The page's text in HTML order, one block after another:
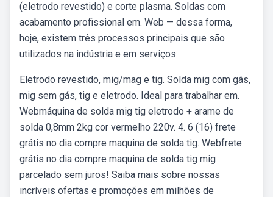
(eletrodo revestido) e corte plasma. Soldas com
acabamento profissional em. Web — dessa forma,
hoje, existem três processos principais que são
utilizados na indústria e em serviços:
Eletrodo revestido, mig/mag e tig. Solda mig com gás,
mig sem gás, tig e eletrodo. Ideal para trabalhar em.
Webmáquina de solda mig tig eletrodo + arame de
solda 0,8mm 2kg cor vermelho 220v. 4. 6 (16) frete
grátis no dia compre maquina de solda tig. Webfrete
grátis no dia compre maquina de solda tig mig
parcelado sem juros! Saiba mais sobre nossas
incríveis ofertas e promoções em milhões de